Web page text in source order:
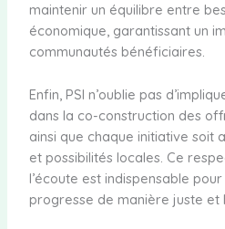
maintenir un équilibre entre
économique, garantissant un
communautés bénéficiaires.
Enfin, PSI n’oublie pas
dans la co-construction des
ainsi que chaque initiative soit
et possibilités locales. Ce
l’écoute est indispensable
progresse de manière juste et